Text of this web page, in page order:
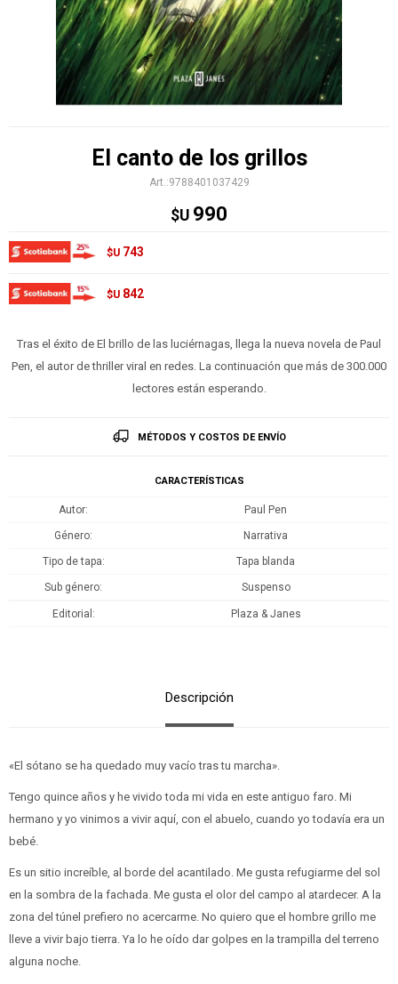
El canto de los grillos
9788401037429
$U 990
$U 743
$U 842
Tras el éxito de El brillo de las luciérnagas, llega la nueva novela de Paul
Pen, el autor de thriller viral en redes. La continuación que más de 300.000
lectores están esperando.
MÉTODOS Y COSTOS DE ENVÍO
CARACTERÍSTICAS
Autor Paul Pen
Género Narrativa
Tipo de tapa Tapa blanda
Sub género Suspenso
Editorial Plaza & Janes
Descripción
«El sótano se ha quedado muy vacío tras tu marcha».
Tengo quince años y he vivido toda mi vida en este antiguo faro. Mi
hermano y yo vinimos a vivir aquí, con el abuelo, cuando yo todavía era un
bebé.
Es un sitio increíble, al borde del acantilado. Me gusta refugiarme del sol
en la sombra de la fachada. Me gusta el olor del campo al atardecer. A la
zona del túnel prefiero no acercarme. No quiero que el hombre grillo me
lleve a vivir bajo tierra. Ya lo he oído dar golpes en la trampilla del terreno
alguna noche.